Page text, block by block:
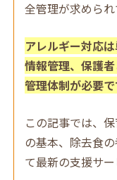
全管理が求められ
アレルギー対応
情報管理、保護
管理体制が必要で
この記事では、
の基本、除去食
て最新の支援サ